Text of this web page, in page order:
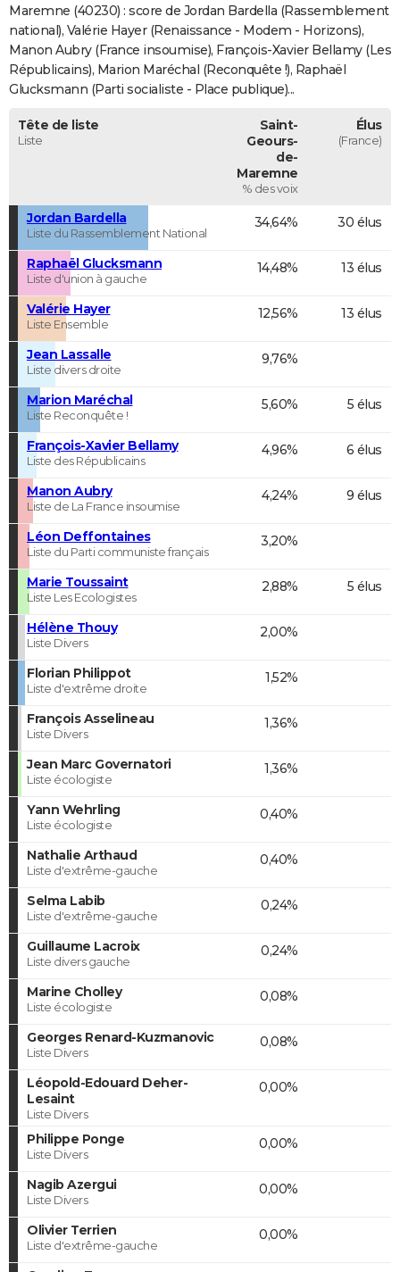
Bricolage
Lifestyle
Culture
Sport
Auto
Television
Voyage
Cinema
Maremne (40230) : score de Jordan Bardella (Rassemblement
national), Valérie Hayer (Renaissance - Modem - Horizons),
Manon Aubry (France insoumise), François-Xavier Bellamy (Les
Républicains), Marion Maréchal (Reconquête !), Raphaël
Glucksmann (Parti socialiste - Place publique)...
Tête de liste
Liste
Saint-
Geours-
de-
Maremne
% des voix
Élus
(France)
Jordan Bardella
Liste du Rassemblement National
34,64% 30 élus
Raphaël Glucksmann
Liste d'union à gauche
14,48% 13 élus
Valérie Hayer
Liste Ensemble
12,56% 13 élus
Jean Lassalle
Liste divers droite
9,76%
Marion Maréchal
Liste Reconquête !
5,60% 5 élus
François-Xavier Bellamy
Liste des Républicains
4,96% 6 élus
Manon Aubry
Liste de La France insoumise
4,24% 9 élus
Léon Deffontaines
Liste du Parti communiste français
3,20%
Marie Toussaint
Liste Les Ecologistes
2,88% 5 élus
Hélène Thouy
Liste Divers
2,00%
Florian Philippot
Liste d'extrême droite
1,52%
François Asselineau
Liste Divers
1,36%
Jean Marc Governatori
Liste écologiste
1,36%
Yann Wehrling
Liste écologiste
0,40%
Nathalie Arthaud
Liste d'extrême-gauche
0,40%
Selma Labib
Liste d'extrême-gauche
0,24%
Guillaume Lacroix
Liste divers gauche
0,24%
Marine Cholley
Liste écologiste
0,08%
Georges Renard-Kuzmanovic
Liste Divers
0,08%
Léopold-Edouard Deher-
Lesaint
Liste Divers
0,00%
Philippe Ponge
Liste Divers
0,00%
Nagib Azergui
Liste Divers
0,00%
Olivier Terrien
Liste d'extrême-gauche
0,00%